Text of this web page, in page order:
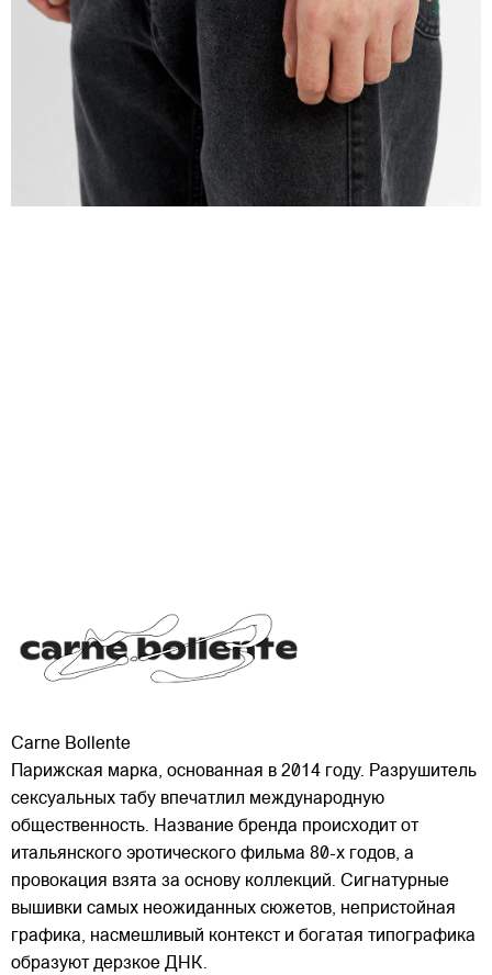
Carne Bollente
Парижская марка, основанная в 2014 году. Разрушитель
сексуальных табу впечатлил международную
общественность. Название бренда происходит от
итальянского эротического фильма 80-х годов, а
провокация взята за основу коллекций. Сигнатурные
вышивки самых неожиданных сюжетов, непристойная
графика, насмешливый контекст и богатая типографика
образуют дерзкое ДНК.